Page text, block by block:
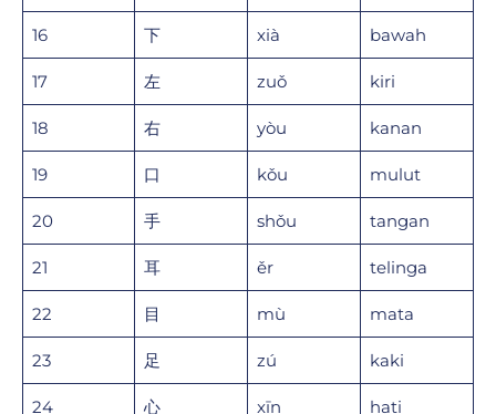
16 下 xià bawah
17 左 zuǒ kiri
18 右 yòu kanan
19 口 kǒu mulut
20 手 shǒu tangan
21 耳 ěr telinga
22 目 mù mata
23 足 zú kaki
24 心 xīn hati